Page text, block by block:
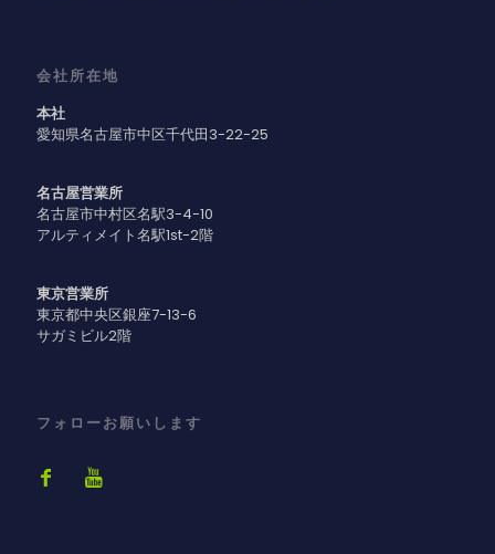
会社所在地
本社
愛知県名古屋市中区千代田3-22-25
名古屋営業所
名古屋市中村区名駅3-4-10
アルティメイト名駅1st-2階
東京営業所
東京都中央区銀座7-13-6
サガミビル2階
フォローお願いします